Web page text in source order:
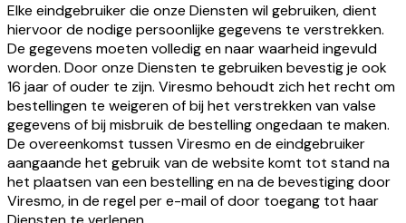
Elke eindgebruiker die onze Diensten wil gebruiken, dient
hiervoor de nodige persoonlijke gegevens te verstrekken.
De gegevens moeten volledig en naar waarheid ingevuld
worden. Door onze Diensten te gebruiken bevestig je ook
16 jaar of ouder te zijn. Viresmo behoudt zich het recht om
bestellingen te weigeren of bij het verstrekken van valse
gegevens of bij misbruik de bestelling ongedaan te maken.
De overeenkomst tussen Viresmo en de eindgebruiker
aangaande het gebruik van de website komt tot stand na
het plaatsen van een bestelling en na de bevestiging door
Viresmo, in de regel per e-mail of door toegang tot haar